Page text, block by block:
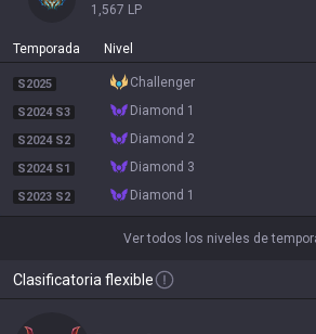
1,567 LP
Temporada Nivel
S2025 challenger
S2024 S3 diamond 1
S2024 S2 diamond 2
S2024 S1 diamond 3
S2023 S2 diamond 1
Ver todos los niveles de
Clasificatoria flexible